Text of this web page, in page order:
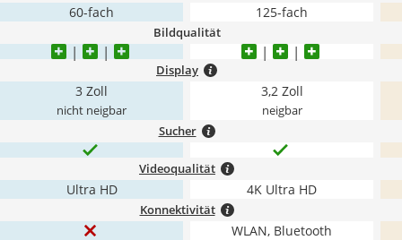
60-fach 125-fach
Bildqualität
Display
3 Zoll
nicht neigbar
3,2 Zoll
neigbar
Sucher
Videoqualität
Ultra HD 4K Ultra HD
Konnektivität
WLAN, Bluetooth